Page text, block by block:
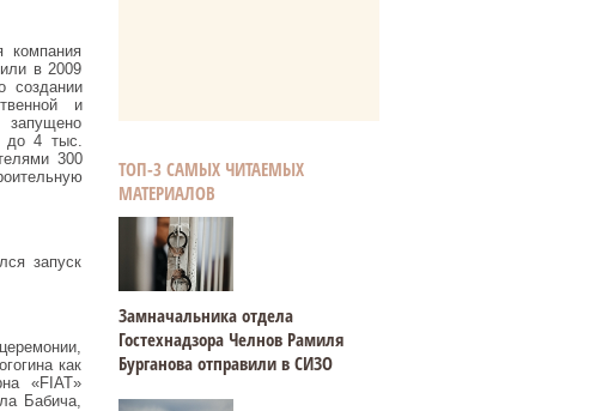
компания
в 2009
создании
и
до 4 тыс.
300
запуск
как
«FIAT»
Бабича,
ТОП-3 САМЫХ ЧИТАЕМЫХ
МАТЕРИАЛОВ
Замначальника отдела
Гостехнадзора Челнов Рамиля
Бурганова отправили в СИЗО